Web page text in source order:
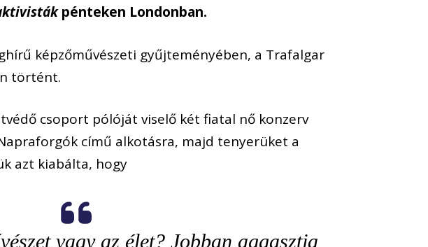
pénteken Londonban.
képzőművészeti gyűjteményében, a Trafalgar
történt.
csoport pólóját viselő két fiatal nő konzerv
című alkotásra, majd tenyerüket a
azt kiabálta, hogy
vagy az élet? Jobban aggasztja